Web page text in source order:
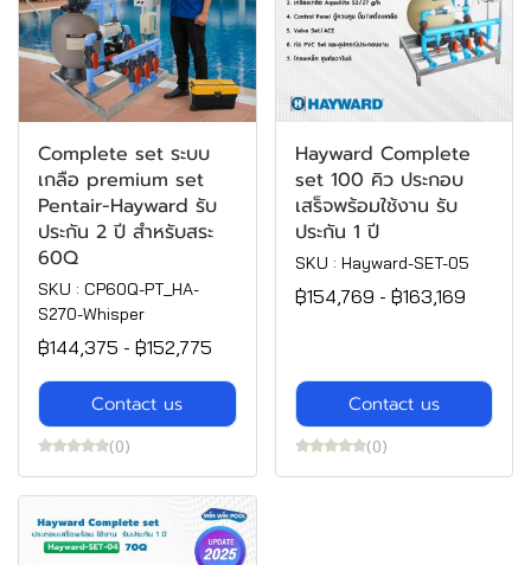
Complete set ระบบ
เกลือ premium set
Pentair-Hayward รับ
ประกัน 2 ปี สำหรับสระ
60Q
SKU : CP60Q-PT_HA-
S270-Whisper
฿144,375 - ฿152,775
Contact us
(0)
Hayward Complete
set 100 คิว ประกอบ
เสร็จพร้อมใช้งาน รับ
ประกัน 1 ปี
SKU : Hayward-SET-05
฿154,769 - ฿163,169
Contact us
(0)